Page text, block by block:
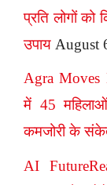
प्रति लोगों
उपाय August
Agra Moves
में 45
कमजोरी के
AI